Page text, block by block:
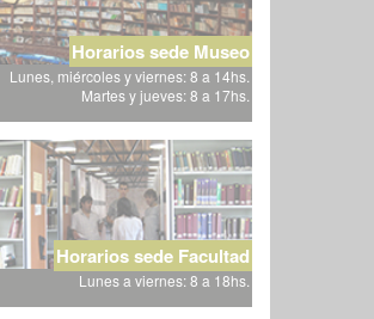
Horarios sede Museo
Lunes, miércoles y viernes: 8 a 14hs.
Martes y jueves: 8 a 17hs.
Horarios sede Facultad
Lunes a viernes: 8 a 18hs.